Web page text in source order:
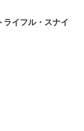
ライフル・スナイ